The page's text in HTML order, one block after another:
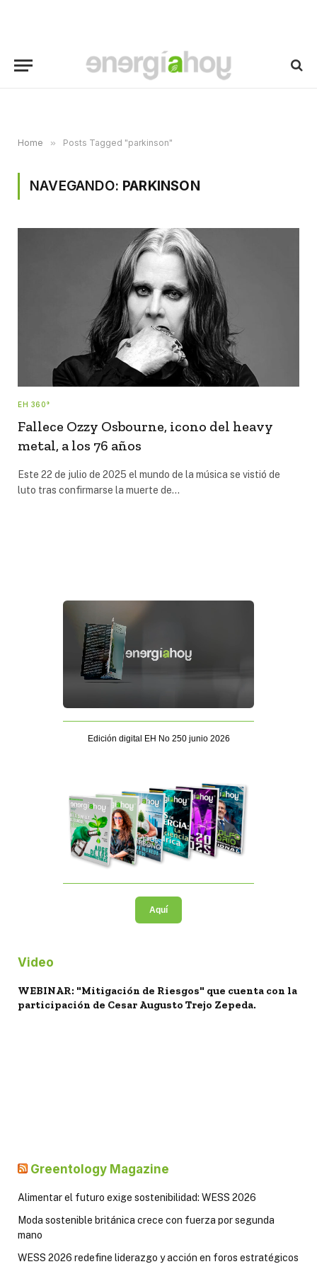
Home » Posts Tagged "parkinson"
NAVEGANDO: PARKINSON
EH 360°
Fallece Ozzy Osbourne, icono del heavy
metal, a los 76 años
Este 22 de julio de 2025 el mundo de la música se vistió de
luto tras confirmarse la muerte de…
Edición digital EH No 250 junio 2026
Aquí
Video
WEBINAR: "Mitigación de Riesgos" que cuenta con la
participación de Cesar Augusto Trejo Zepeda.
Greentology Magazine
Alimentar el futuro exige sostenibilidad: WESS 2026
Moda sostenible británica crece con fuerza por segunda
mano
WESS 2026 redefine liderazgo y acción en foros estratégicos